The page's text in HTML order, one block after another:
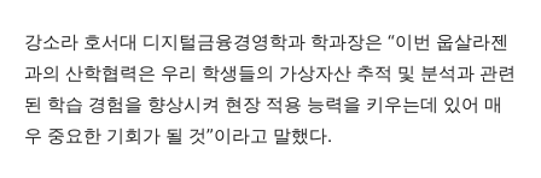
강소라 호서대 디지털금융경영학과 학과장은 “이번 웁살라젠
과의 산학협력은 우리 학생들의 가상자산 추적 및 분석과 관련
된 학습 경험을 향상시켜 현장 적용 능력을 키우는데 있어 매
우 중요한 기회가 될 것”이라고 말했다.